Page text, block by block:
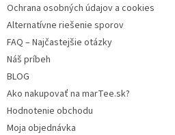
Ochrana osobných údajov a cookies
Alternatívne riešenie sporov
FAQ – Najčastejšie otázky
Náš príbeh
BLOG
Ako nakupovať na marTee.sk?
Hodnotenie obchodu
Moja objednávka